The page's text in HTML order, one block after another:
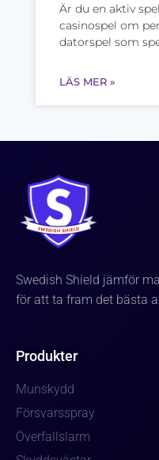
Är du en aktiv
casinospel om
datorspel som
LÄS MER »
Swedish Shield jämför
för att ta fram det bästa
Produkter
Munskydd
Försvarsspray
Överfallslarm